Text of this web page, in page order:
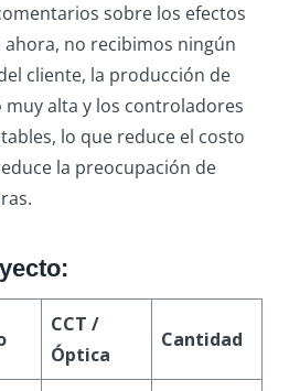
sobre los efectos
no recibimos ningún
cliente, la producción de
muy alta y los controladores
lo que reduce el costo
la preocupación de
CCT /
Óptica
Cantidad